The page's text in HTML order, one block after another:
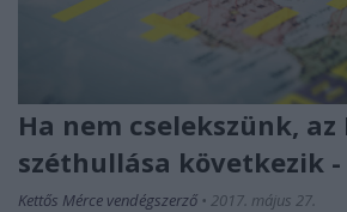
Ha nem cselekszünk, az
széthullása következik -
Kettős Mérce vendégszerző • 2017. május 27.